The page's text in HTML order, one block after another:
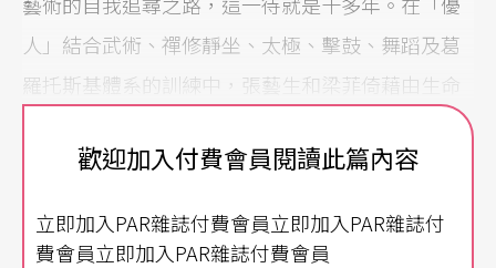
人」結合武術、禪修靜坐、太極、擊鼓、舞蹈及葛
羅托斯基體系的訓練中，張藝生和梁菲倚藉由生命
的沉澱，觀照自我，反而看見藝術動人的力量。離
開「優人」後，兩人共組「莫比斯圓環創作公
發，並從《碧海藍天》、《潛水鐘與蝴蝶》兩部電
歡迎加入付費會員閱讀此篇內容
立即加入PAR雜誌付費會員立即加入PAR雜誌付
費會員立即加入PAR雜誌付費會員